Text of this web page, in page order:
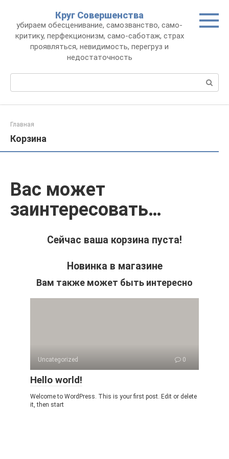
контенту
Круг Совершенства
убираем обесценивание, самозванство, само-
критику, перфекционизм, само-саботаж, страх
проявляться, невидимость, перегруз и
недостаточность
Поиск:
Главная
Корзина
Вас может
заинтересовать…
Сейчас ваша корзина пуста!
Новинка в магазине
Вам также может быть интересно
Uncategorized 0
Hello world!
Welcome to WordPress. This is your first post. Edit or delete
it, then start